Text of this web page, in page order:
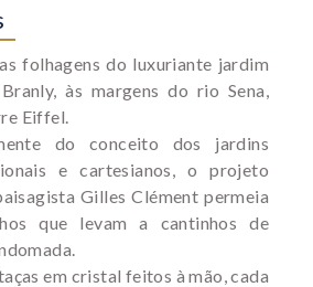
folhagens do luxuriante jardim
às margens do rio Sena,
Eiffel.
do conceito dos jardins
e cartesianos, o projeto
Gilles Clément permeia
que levam a cantinhos de
em cristal feitos à mão, cada